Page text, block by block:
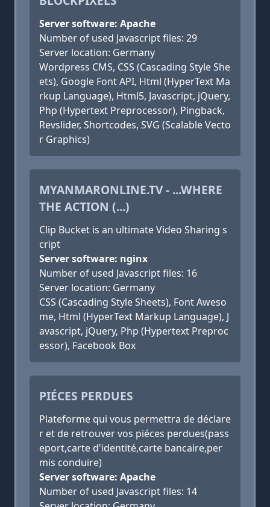
Server software: Apache
Number of used Javascript files: 29
Server location: Germany
Wordpress CMS, CSS (Cascading Style She
ets), Google Font API, Html (HyperText Ma
rkup Language), Html5, Javascript, jQuery,
Php (Hypertext Preprocessor), Pingback,
Revslider, Shortcodes, SVG (Scalable Vecto
r Graphics)
MYANMARONLINE.TV - ...WHERE
THE ACTION (...)
Clip Bucket is an ultimate Video Sharing s
cript
Server software: nginx
Number of used Javascript files: 16
Server location: Germany
CSS (Cascading Style Sheets), Font Aweso
me, Html (HyperText Markup Language), J
avascript, jQuery, Php (Hypertext Preproc
essor), Facebook Box
PIÉCES PERDUES
Plateforme qui vous permettra de déclare
r et de retrouver vos piéces perdues(pass
eport,carte d'identité,carte bancaire,per
mis conduire)
Server software: Apache
Number of used Javascript files: 14